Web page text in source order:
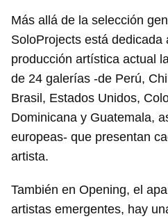
Más allá de la selección
SoloProjects está
producción artística actual
de 24 galerías -de Perú,
Brasil, Estados Unidos,
Dominicana y Guatemala,
europeas- que presentan
artista.
También en Opening, el
artistas emergentes, hay